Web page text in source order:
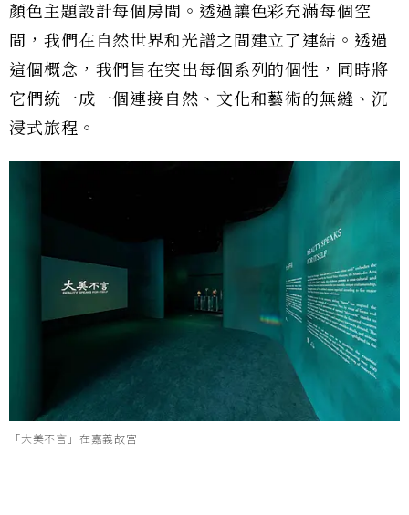
顏色主題設計每個房間。透過讓色彩充滿每個空
間，我們在自然世界和光譜之間建立了連結。透過
這個概念，我們旨在突出每個系列的個性，同時將
它們統一成一個連接自然、文化和藝術的無縫、沉
浸式旅程。
「大美不言」在嘉義故宮